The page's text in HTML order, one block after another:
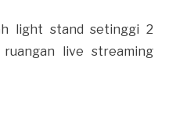
light stand setinggi 2
live streaming